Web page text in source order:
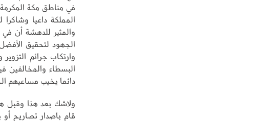
المملكة داعيا
والمثير للدهشة أن في
الجهود لتحقيق
وارتكاب جرائم
البسطاء والمخالفين
دائما يخيب مساعيهم
ولاشك بعد هذا وقبل
قام باصدار تصاريح